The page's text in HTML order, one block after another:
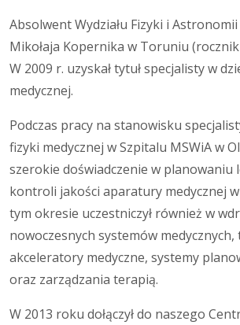
Absolwent Wydziału Fizyki i
Mikołaja Kopernika w Toruniu
W 2009 r. uzyskał tytuł specjalisty w
medycznej.
Podczas pracy na stanowisku
fizyki medycznej w Szpitalu MSWiA w
szerokie doświadczenie w planowaniu
kontroli jakości aparatury medycznej
tym okresie uczestniczył również w
nowoczesnych systemów medycznych,
akceleratory medyczne, systemy
oraz zarządzania terapią.
W 2013 roku dołączył do naszego